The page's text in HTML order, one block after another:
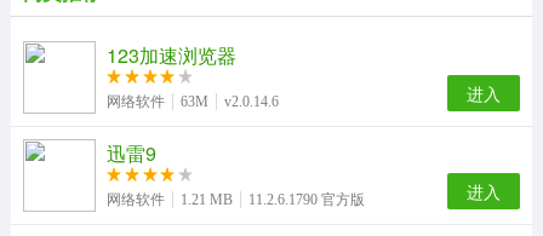
123加速浏览器
网络软件 63M v2.0.14.6 进入
迅雷9
网络软件 1.21 MB 11.2.6.1790 官方版 进入